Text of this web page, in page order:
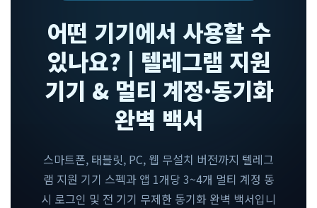
어떤 기기에서 사용할 수
있나요? | 텔레그램 지원
기기 & 멀티 계정·동기화
완벽 백서
스마트폰, 태블릿, PC, 웹 무설치 버전까지 텔레그
램 지원 기기 스펙과 앱 1개당 3~4개 멀티 계정 동
시 로그인 및 전 기기 무제한 동기화 완벽 백서입니